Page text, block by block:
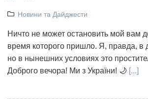
Новини та Дайджести
Ничто не может остановить мой вам
время которого пришло. Я, правда, в
но в нынешних условиях это
Доброго вечора! Ми з України! 🌙 [...]